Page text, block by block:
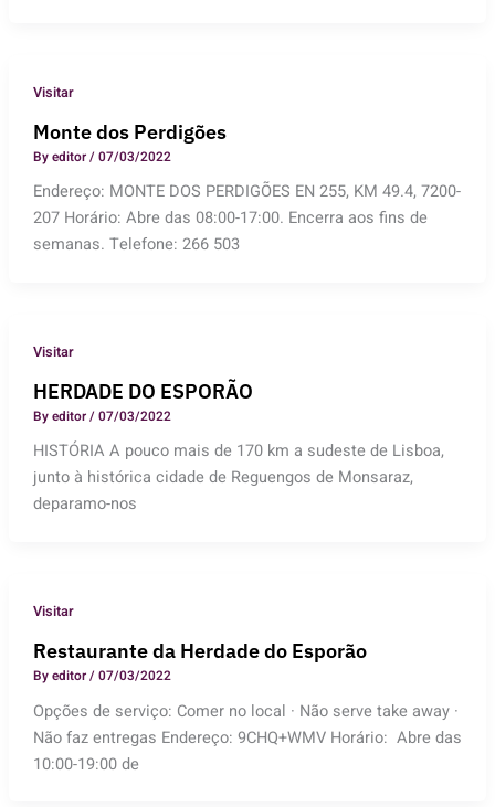
Visitar
Monte dos Perdigões
Byeditor/07/03/2022
Endereço: MONTE DOS PERDIGÕES EN 255, KM 49.4, 7200-
207 Horário: Abre das 08:00-17:00. Encerra aos fins de
semanas. Telefone: 266 503
Visitar
HERDADE DO ESPORÃO
Byeditor/07/03/2022
HISTÓRIA A pouco mais de 170 km a sudeste de Lisboa,
junto à histórica cidade de Reguengos de Monsaraz,
deparamo-nos
Visitar
Restaurante da Herdade do Esporão
Byeditor/07/03/2022
Opções de serviço: Comer no local · Não serve take away ·
Não faz entregas Endereço: 9CHQ+WMV Horário: Abre das
10:00-19:00 de